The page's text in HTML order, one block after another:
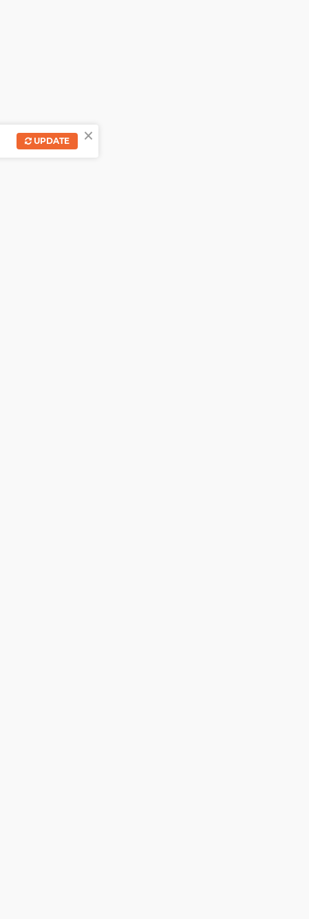
×
UPDATE